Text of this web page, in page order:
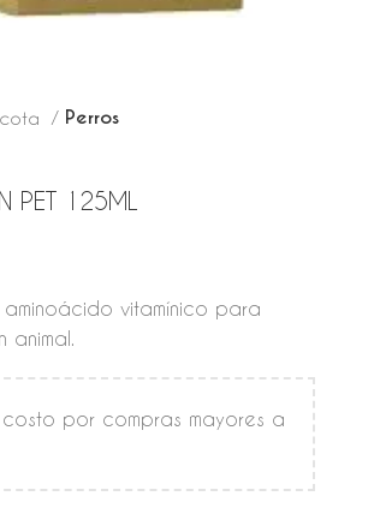
Perros
PET 125ML
aminoácido vitamínico para
animal.
costo por compras mayores a